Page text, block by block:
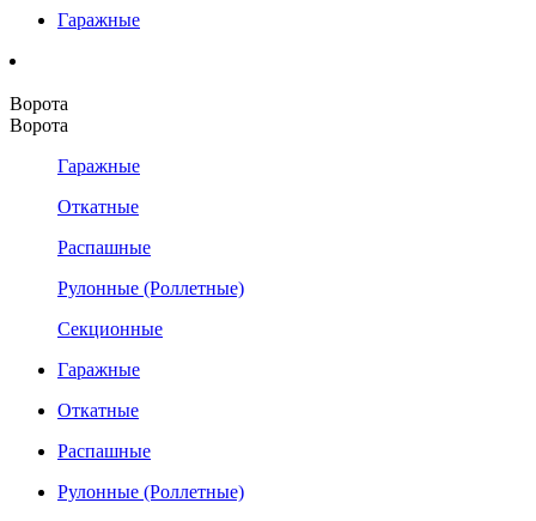
Гаражные
Ворота
Ворота
Гаражные
Откатные
Распашные
Рулонные (Роллетные)
Секционные
Гаражные
Откатные
Распашные
Рулонные (Роллетные)